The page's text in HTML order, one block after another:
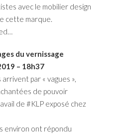
avec le mobilier design
cette marque.
du vernissage
– 18h37
par « vagues »,
de pouvoir
de #KLP exposé chez
environ ont répondu